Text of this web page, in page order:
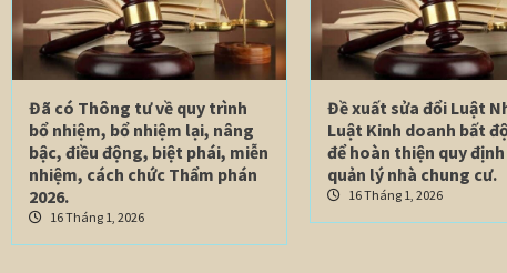
Đã có Thông tư về quy trình
bổ nhiệm, bổ nhiệm lại, nâng
bậc, điều động, biệt phái, miễn
nhiệm, cách chức Thẩm phán
2026.
16 Tháng 1, 2026
Đề xuất sửa đổi Luật
Luật Kinh doanh bất
để hoàn thiện quy định
quản lý nhà chung cư.
16 Tháng 1, 2026